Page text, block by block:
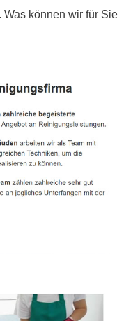
können wir für Sie